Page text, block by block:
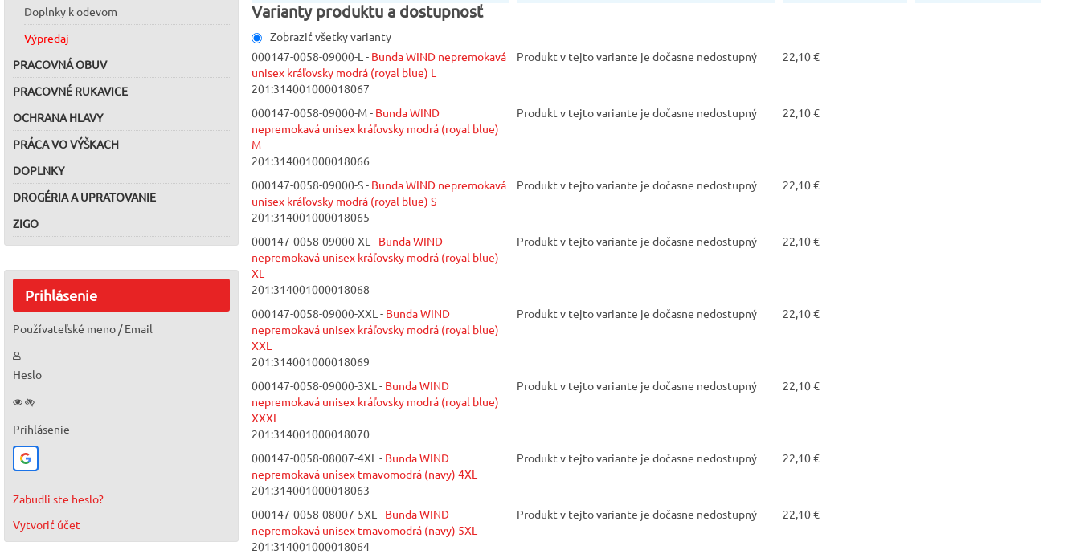
Doplnky k odevom
Výpredaj
PRACOVNÁ OBUV
PRACOVNÉ RUKAVICE
OCHRANA HLAVY
PRÁCA VO VÝŠKACH
DOPLNKY
DROGÉRIA A UPRATOVANIE
ZIGO
Prihlásenie
Používateľské meno / Email
Heslo
Prihlásenie
Zabudli ste heslo?
Vytvoriť účet
Varianty produktu a dostupnosť
Zobraziť všetky varianty
000147-0058-09000-L - Bunda WIND nepremokavá
unisex kráľovsky modrá (royal blue) L
201:314001000018067
Produkt v tejto variante je dočasne nedostupný 22,10 €
000147-0058-09000-M - Bunda WIND
nepremokavá unisex kráľovsky modrá (royal blue)
M
201:314001000018066
Produkt v tejto variante je dočasne nedostupný 22,10 €
000147-0058-09000-S - Bunda WIND nepremokavá
unisex kráľovsky modrá (royal blue) S
201:314001000018065
Produkt v tejto variante je dočasne nedostupný 22,10 €
000147-0058-09000-XL - Bunda WIND
nepremokavá unisex kráľovsky modrá (royal blue)
XL
201:314001000018068
Produkt v tejto variante je dočasne nedostupný 22,10 €
000147-0058-09000-XXL - Bunda WIND
nepremokavá unisex kráľovsky modrá (royal blue)
XXL
201:314001000018069
Produkt v tejto variante je dočasne nedostupný 22,10 €
000147-0058-09000-3XL - Bunda WIND
nepremokavá unisex kráľovsky modrá (royal blue)
XXXL
201:314001000018070
Produkt v tejto variante je dočasne nedostupný 22,10 €
000147-0058-08007-4XL - Bunda WIND
nepremokavá unisex tmavomodrá (navy) 4XL
201:314001000018063
Produkt v tejto variante je dočasne nedostupný 22,10 €
000147-0058-08007-5XL - Bunda WIND
nepremokavá unisex tmavomodrá (navy) 5XL
201:314001000018064
Produkt v tejto variante je dočasne nedostupný 22,10 €